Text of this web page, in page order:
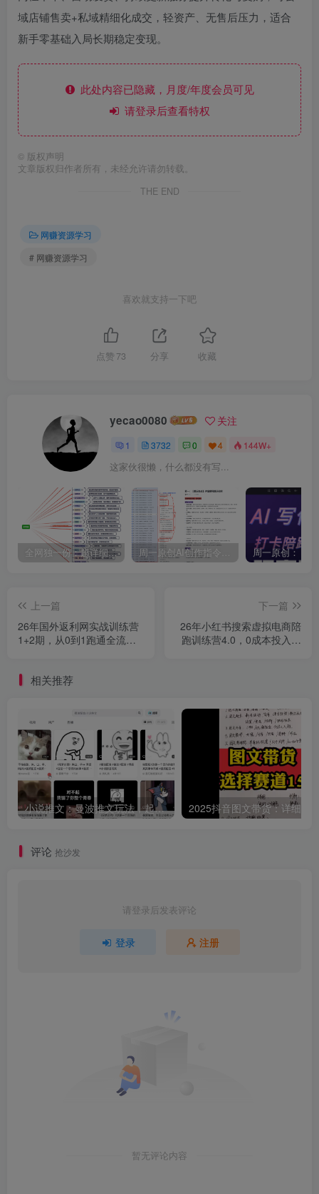
域店铺售卖+私域精细化成交，轻资产、无售后压力，适合
新手零基础入局长期稳定变现。
此处内容已隐藏，月度/年度会员可见
请登录后查看特权
© 版权声明
文章版权归作者所有，未经允许请勿转载。
THE END
网赚资源学习
# 网赚资源学习
喜欢就支持一下吧
点赞 73 分享 收藏
yecao0080 关注
1 3732 0 4 144W+
这家伙很懒，什么都没有写...
全网独一份：超详细的40+个自媒体赛道领域解析手册，让你的内容创作不再局限！ 周一原创AI创作指令词：30+个领域赛道的创作提示词集合
上一篇
26年国外返利网实战训练营
1+2期，从0到1跑通全流
下一篇
26年小红书搜索虚拟电商陪
跑训练营4.0，0成本投入，
相关推荐
小说推文：曼波推文玩法，起号快，流量猛，一天收益1k+
评论 抢沙发
请登录后发表评论
登录 注册
暂无评论内容